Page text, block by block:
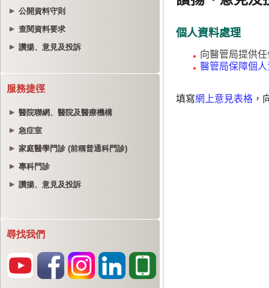
公開資料守則
查閱資料要求
讚揚、意見及投訴
服務捷徑
醫院聯網、醫院及醫療機構
急症室
家庭醫學門診 (前稱普通科門診)
專科門診
讚揚、意見及投訴
尋找我們